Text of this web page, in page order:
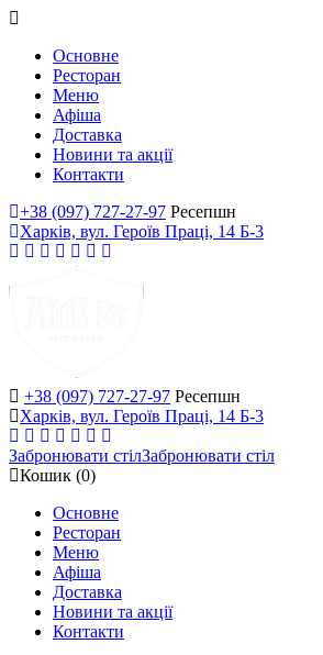
Основне
Ресторан
Меню
Афіша
Доставка
Новини та акції
Контакти
+38 (097) 727-27-97 Ресепшн
Харків, вул. Героїв Праці, 14 Б-3
+38 (097) 727-27-97 Ресепшн
Харків, вул. Героїв Праці, 14 Б-3
Забронювати стілЗабронювати стіл
Кошик (0)
Основне
Ресторан
Меню
Афіша
Доставка
Новини та акції
Контакти